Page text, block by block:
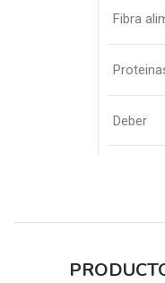
Fibra
Deber